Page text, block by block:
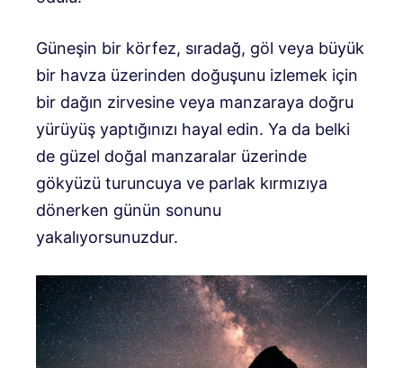
Güneşin bir körfez, sıradağ, göl veya büyük
bir havza üzerinden doğuşunu izlemek için
bir dağın zirvesine veya manzaraya doğru
yürüyüş yaptığınızı hayal edin. Ya da belki
de güzel doğal manzaralar üzerinde
gökyüzü turuncuya ve parlak kırmızıya
dönerken günün sonunu
yakalıyorsunuzdur.